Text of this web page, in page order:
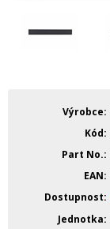
Výrobce
Kód
Part No.
EAN
Dostupnost
Jednotka